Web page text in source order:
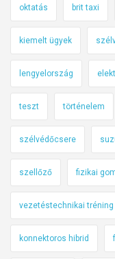
oktatás brit taxi
kiemelt ügyek
lengyelország
teszt történelem
szélvédőcsere
szellőző fizikai
vezetéstechnikai tréning
konnektoros hibrid